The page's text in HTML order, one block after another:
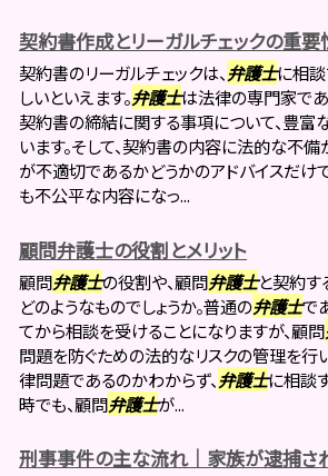
契約書作成とリーガルチェックの重要
契約書のリーガルチェックは、 弁護士に相
しいといえます。弁護士は法律の専門家で
契約書の締結に関する事項について、豊富
います。そして、契約書の内容に法的な不
が不適切であるかどうかのアドバイスだけ
も不公平な内容になっ...
顧問弁護士の役割とメリット
顧問弁護士の役割や、顧問弁護士と契約す
どのようなものでしょうか。普通の弁護士で
てから相談を受けることになりますが、顧問
問題を防ぐための法的なリスクの管理を行
律問題であるのかわからず、 弁護士に相談
時でも、顧問弁護士が...
刑事事件の主な流れ｜家族が逮捕さ